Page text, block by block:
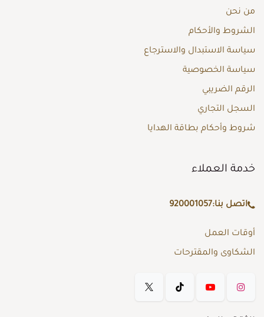
من نحن
الشروط والأحكام
سياسة الاستبدال والاسترجاع
سياسة الخصوصية
الرقم الضريبي
السجل التجاري
شروط وأحكام بطاقة الهدايا
خدمة العملاء
اتصل بنا:920001057
أوقات العمل
الشكاوى والمقترحات